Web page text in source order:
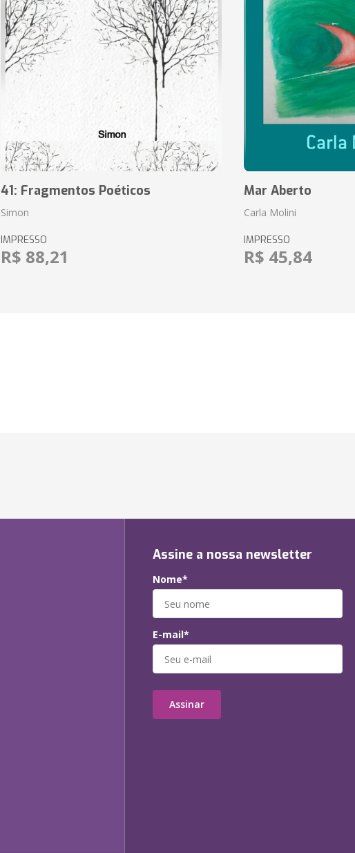
41: Fragmentos Poéticos
Simon
IMPRESSO
R$ 88,21
Mar Aberto
Carla Molini
IMPRESSO
R$ 45,84
Assine a nossa newsletter
Nome*
E-mail*
Assinar